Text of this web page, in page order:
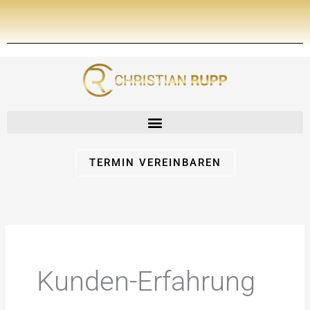
springen
TERMIN VEREINBAREN
Kunden-Erfahrung